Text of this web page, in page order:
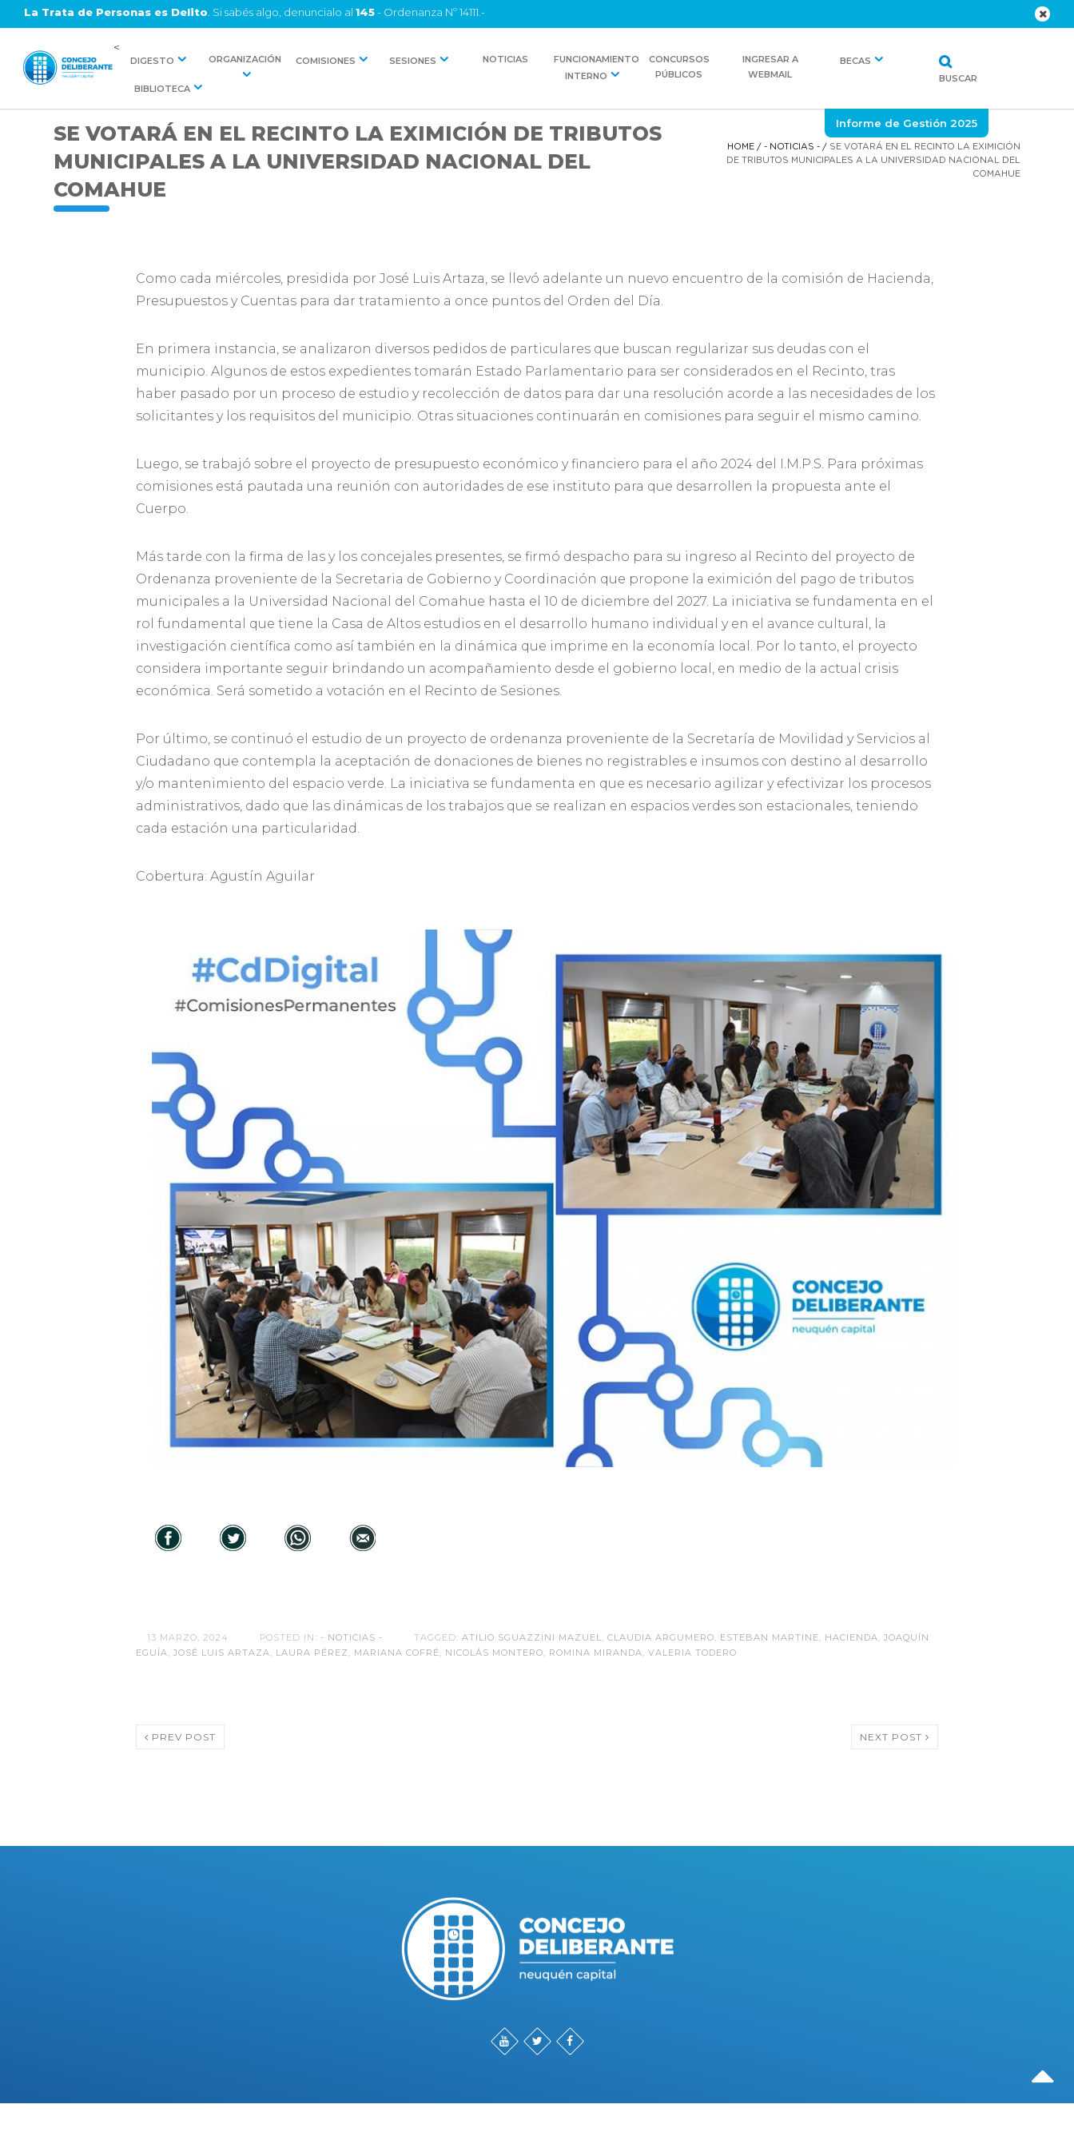
La Trata de Personas es Delito . Si sabés algo, denuncialo al 145- Ordenanza Nº 14111.-
<
DIGESTO ORGANIZACIÓN COMISIONES SESIONES NOTICIAS
FUNCIONAMIENTO
INTERNO
CONCURSOS
PÚBLICOS
INGRESAR A
WEBMAIL
BECAS
BIBLIOTECA
BUSCAR
Informe de Gestión 2025
SE VOTARÁ EN EL RECINTO LA EXIMICIÓN DE TRIBUTOS
MUNICIPALES A LA UNIVERSIDAD NACIONAL DEL
COMAHUE
HOME/ - NOTICIAS -/ SE VOTARÁ EN EL RECINTO LA EXIMICIÓN
DE TRIBUTOS MUNICIPALES A LA UNIVERSIDAD NACIONAL DEL
COMAHUE
Como cada miércoles, presidida por José Luis Artaza, se llevó adelante un nuevo encuentro de la comisión de Hacienda,
Presupuestos y Cuentas para dar tratamiento a once puntos del Orden del Día.
En primera instancia, se analizaron diversos pedidos de particulares que buscan regularizar sus deudas con el
municipio. Algunos de estos expedientes tomarán Estado Parlamentario para ser considerados en el Recinto, tras
haber pasado por un proceso de estudio y recolección de datos para dar una resolución acorde a las necesidades de los
solicitantes y los requisitos del municipio. Otras situaciones continuarán en comisiones para seguir el mismo camino.
Luego, se trabajó sobre el proyecto de presupuesto económico y financiero para el año 2024 del I.M.P.S. Para próximas
comisiones está pautada una reunión con autoridades de ese instituto para que desarrollen la propuesta ante el
Cuerpo.
Más tarde con la firma de las y los concejales presentes, se firmó despacho para su ingreso al Recinto del proyecto de
Ordenanza proveniente de la Secretaria de Gobierno y Coordinación que propone la eximición del pago de tributos
municipales a la Universidad Nacional del Comahue hasta el 10 de diciembre del 2027. La iniciativa se fundamenta en el
rol fundamental que tiene la Casa de Altos estudios en el desarrollo humano individual y en el avance cultural, la
investigación científica como así también en la dinámica que imprime en la economía local. Por lo tanto, el proyecto
considera importante seguir brindando un acompañamiento desde el gobierno local, en medio de la actual crisis
económica. Será sometido a votación en el Recinto de Sesiones.
Por último, se continuó el estudio de un proyecto de ordenanza proveniente de la Secretaría de Movilidad y Servicios al
Ciudadano que contempla la aceptación de donaciones de bienes no registrables e insumos con destino al desarrollo
y/o mantenimiento del espacio verde. La iniciativa se fundamenta en que es necesario agilizar y efectivizar los procesos
administrativos, dado que las dinámicas de los trabajos que se realizan en espacios verdes son estacionales, teniendo
cada estación una particularidad.
Cobertura: Agustín Aguilar
13 MARZO, 2024 POSTED IN: - NOTICIAS - TAGGED:ATILIO SGUAZZINI MAZUEL,CLAUDIA ARGUMERO, ESTEBAN MARTINE, HACIENDA,JOAQUÍN
EGUÍA,JOSÉ LUIS ARTAZA, LAURA PÉREZ , MARIANA COFRÉ, NICOLÁS MONTERO, ROMINA MIRANDA,VALERIA TODERO
PREV POST NEXT POST